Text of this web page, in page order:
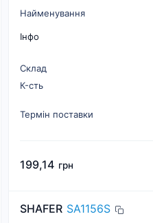
Найменування
Інфо
Склад
К-cть
Термін поставки
199,14 грн
SHAFER SA1156S